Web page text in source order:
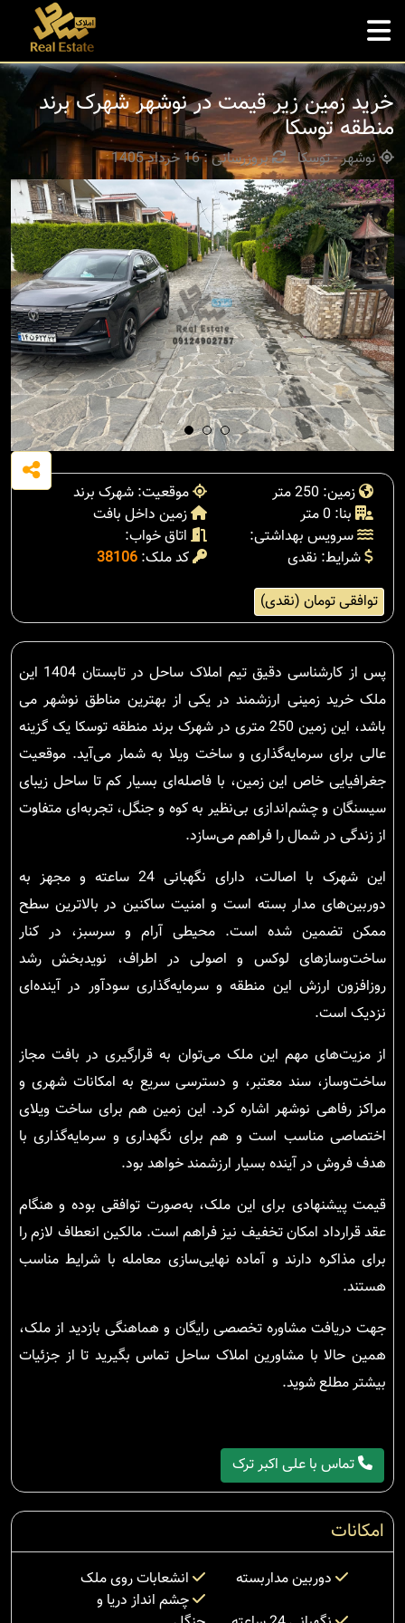
خرید زمین زیر قیمت در نوشهر شهرک برند
منطقه توسکا
نوشهر - توسکا بروزرسانی : 16 خرداد 1405
زمین: 250 متر
موقعیت: شهرک برند
بنا: 0 متر
زمین داخل بافت
سرویس بهداشتی:
اتاق خواب:
شرایط: نقدی
کد ملک: 38106
توافقی تومان (نقدی)
پس از کارشناسی دقیق تیم املاک ساحل در تابستان 1404 این
ملک خرید زمینی ارزشمند در یکی از بهترین مناطق نوشهر می
باشد، این زمین 250 متری در شهرک برند منطقه توسکا یک گزینه
عالی برای سرمایه‌گذاری و ساخت ویلا به شمار می‌آید. موقعیت
جغرافیایی خاص این زمین، با فاصله‌ای بسیار کم تا ساحل زیبای
سیسنگان و چشم‌اندازی بی‌نظیر به کوه و جنگل، تجربه‌ای متفاوت
از زندگی در شمال را فراهم می‌سازد.
این شهرک با اصالت، دارای نگهبانی 24 ساعته و مجهز به
دوربین‌های مدار بسته است و امنیت ساکنین در بالاترین سطح
ممکن تضمین شده است. محیطی آرام و سرسبز، در کنار
ساخت‌وسازهای لوکس و اصولی در اطراف، نویدبخش رشد
روزافزون ارزش این منطقه و سرمایه‌گذاری سودآور در آینده‌ای
نزدیک است.
از مزیت‌های مهم این ملک می‌توان به قرارگیری در بافت مجاز
ساخت‌وساز، سند معتبر، و دسترسی سریع به امکانات شهری و
مراکز رفاهی نوشهر اشاره کرد. این زمین هم برای ساخت ویلای
اختصاصی مناسب است و هم برای نگهداری و سرمایه‌گذاری با
هدف فروش در آینده بسیار ارزشمند خواهد بود.
قیمت پیشنهادی برای این ملک، به‌صورت توافقی بوده و هنگام
عقد قرارداد امکان تخفیف نیز فراهم است. مالکین انعطاف لازم را
برای مذاکره دارند و آماده نهایی‌سازی معامله با شرایط مناسب
هستند.
جهت دریافت مشاوره تخصصی رایگان و هماهنگی بازدید از ملک،
همین حالا با مشاورین املاک ساحل تماس بگیرید تا از جزئیات
بیشتر مطلع شوید.
تماس با علی اکبر ترک
امکانات
دوربین مداربسته
انشعابات روی ملک
چشم انداز دریا و